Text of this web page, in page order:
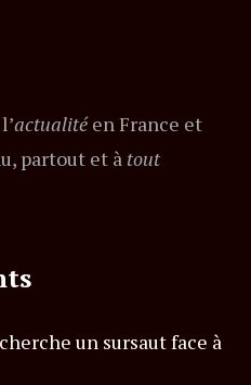
l’actualitéen France et
partout et à tout
un sursaut face à